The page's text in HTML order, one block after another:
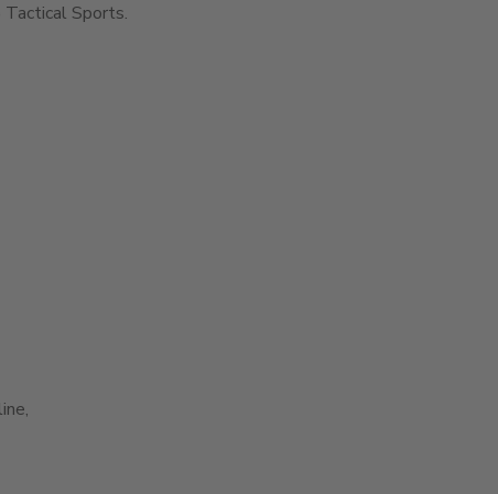
Sports.